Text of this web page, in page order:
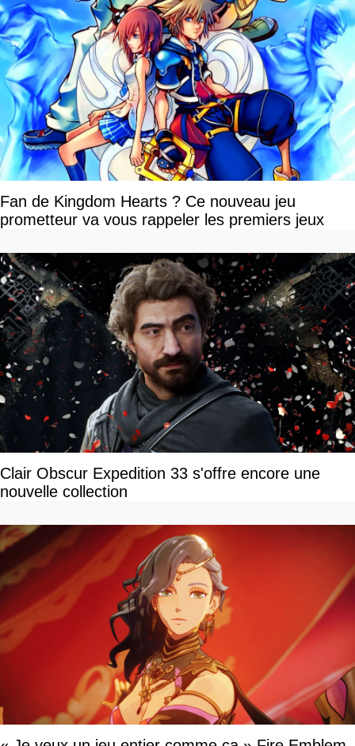
Fan de Kingdom Hearts ? Ce nouveau jeu
prometteur va vous rappeler les premiers jeux
Clair Obscur Expedition 33 s'offre encore une
nouvelle collection